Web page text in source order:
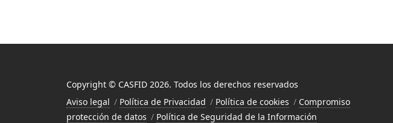
Copyright © CASFID 2026. Todos los derechos reservados
Aviso legal
Política de Privacidad Política de cookies
Compromiso
protección de datos
Política de Seguridad de la Información